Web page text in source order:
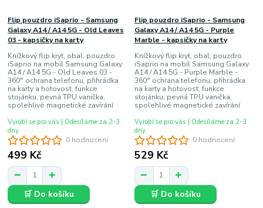
0 hodnocení
Flip pouzdro iSaprio - Samsung
Galaxy A14 / A14 5G - Old Leaves
03 - kapsičky na karty
Knížkový flip kryt, obal, pouzdro
iSaprio na mobil Samsung Galaxy
A14 / A14 5G - Old Leaves 03 -
360° ochrana telefonu, přihrádka
na karty a hotovost, funkce
stojánku, pevná TPU vanička,
spolehlivé magnetické zavírání
499 Kč
Vyrobí se pro vás | Odesíláme za 2-3
dny
🛒 Do košíku
0 hodnocení
Flip pouzdro iSaprio - Samsung
Galaxy A14 / A14 5G - Purple
Marble - kapsičky na karty
Knížkový flip kryt, obal, pouzdro
iSaprio na mobil Samsung Galaxy
A14 / A14 5G - Purple Marble -
360° ochrana telefonu, přihrádka
na karty a hotovost, funkce
stojánku, pevná TPU vanička,
spolehlivé magnetické zavírání
529 Kč
Vyrobí se pro vás | Odesíláme za 2-3
dny
🛒 Do košíku